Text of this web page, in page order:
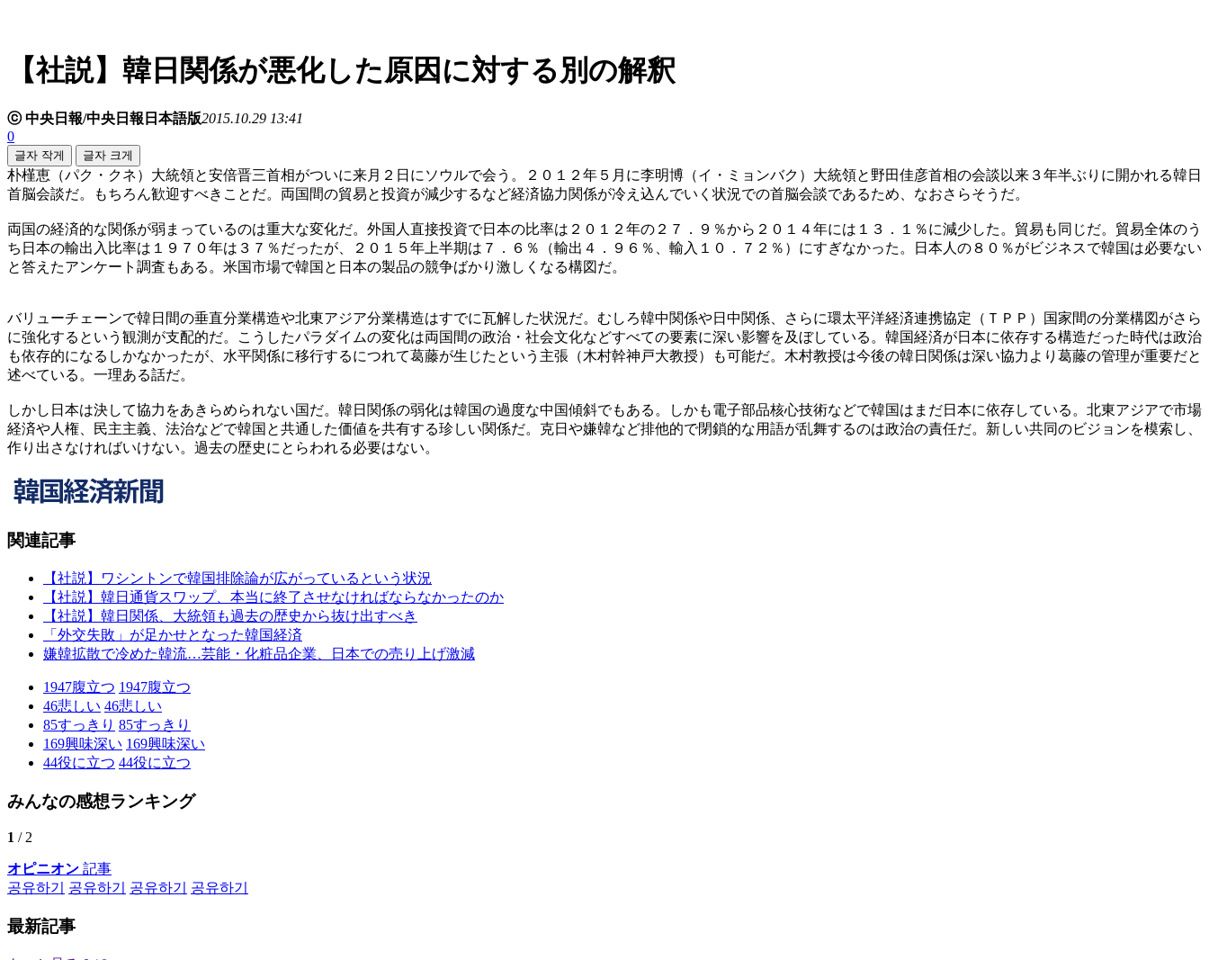
【社説】韓日関係が悪化した原因に対する別の解釈
ⓒ 中央日報/中央日報日本語版2015.10.29 13:41
0
글자 작게 글자 크게
朴槿恵（パク・クネ）大統領と安倍晋三首相がついに来月２日にソウルで会う。２０１２年５月に李明博（イ・ミョンバク）大統領と野田佳彦首相の会談以来３年半ぶりに開かれる韓日
首脳会談だ。もちろん歓迎すべきことだ。両国間の貿易と投資が減少するなど経済協力関係が冷え込んでいく状況での首脳会談であるため、なおさらそうだ。
両国の経済的な関係が弱まっているのは重大な変化だ。外国人直接投資で日本の比率は２０１２年の２７．９％から２０１４年には１３．１％に減少した。貿易も同じだ。貿易全体のう
ち日本の輸出入比率は１９７０年は３７％だったが、２０１５年上半期は７．６％（輸出４．９６％、輸入１０．７２％）にすぎなかった。日本人の８０％がビジネスで韓国は必要ない
と答えたアンケート調査もある。米国市場で韓国と日本の製品の競争ばかり激しくなる構図だ。
バリューチェーンで韓日間の垂直分業構造や北東アジア分業構造はすでに瓦解した状況だ。むしろ韓中関係や日中関係、さらに環太平洋経済連携協定（ＴＰＰ）国家間の分業構図がさら
に強化するという観測が支配的だ。こうしたパラダイムの変化は両国間の政治・社会文化などすべての要素に深い影響を及ぼしている。韓国経済が日本に依存する構造だった時代は政治
も依存的になるしかなかったが、水平関係に移行するにつれて葛藤が生じたという主張（木村幹神戸大教授）も可能だ。木村教授は今後の韓日関係は深い協力より葛藤の管理が重要だと
述べている。一理ある話だ。
しかし日本は決して協力をあきらめられない国だ。韓日関係の弱化は韓国の過度な中国傾斜でもある。しかも電子部品核心技術などで韓国はまだ日本に依存している。北東アジアで市場
経済や人権、民主主義、法治などで韓国と共通した価値を共有する珍しい関係だ。克日や嫌韓など排他的で閉鎖的な用語が乱舞するのは政治の責任だ。新しい共同のビジョンを模索し、
作り出さなければいけない。過去の歴史にとらわれる必要はない。
関連記事
【社説】ワシントンで韓国排除論が広がっているという状況
【社説】韓日通貨スワップ、本当に終了させなければならなかったのか
【社説】韓日関係、大統領も過去の歴史から抜け出すべき
「外交失敗」が足かせとなった韓国経済
嫌韓拡散で冷めた韓流…芸能・化粧品企業、日本での売り上げ激減
1947腹立つ 1947腹立つ
46悲しい 46悲しい
85すっきり 85すっきり
169興味深い 169興味深い
44役に立つ 44役に立つ
みんなの感想ランキング
1 / 2
オピニオン 記事
공유하기
공유하기 공유하기 공유하기
最新記事